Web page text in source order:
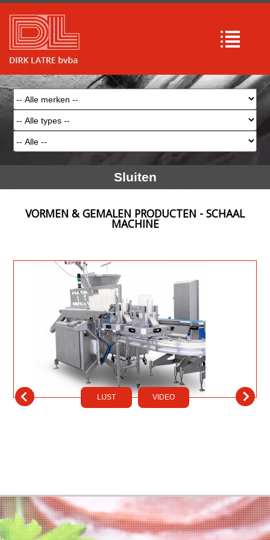
Sluiten
VORMEN & GEMALEN PRODUCTEN - SCHAAL
MACHINE
LIJST VIDEO